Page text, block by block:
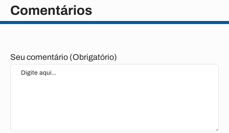
Comentários
Seu comentário (Obrigatório)